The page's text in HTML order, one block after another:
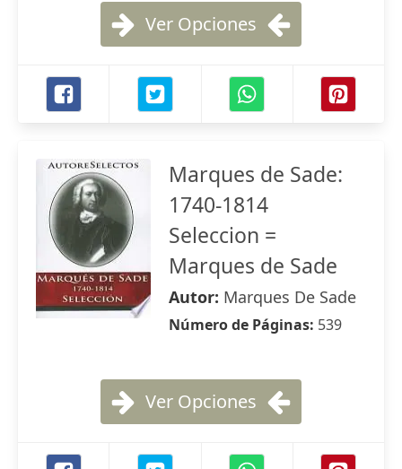
Ver Opciones
Marques de Sade:
1740-1814
Seleccion =
Marques de Sade
Autor: Marques De Sade
Número de Páginas: 539
Ver Opciones